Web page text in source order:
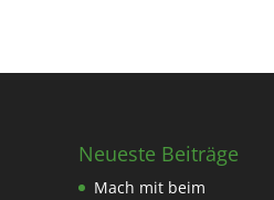
Neueste Beiträge
Mach mit beim